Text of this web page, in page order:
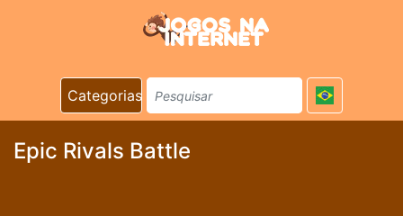
Categorias
Epic Rivals Battle